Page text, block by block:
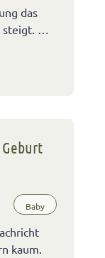
das
steigt. …
Baby
kaum.